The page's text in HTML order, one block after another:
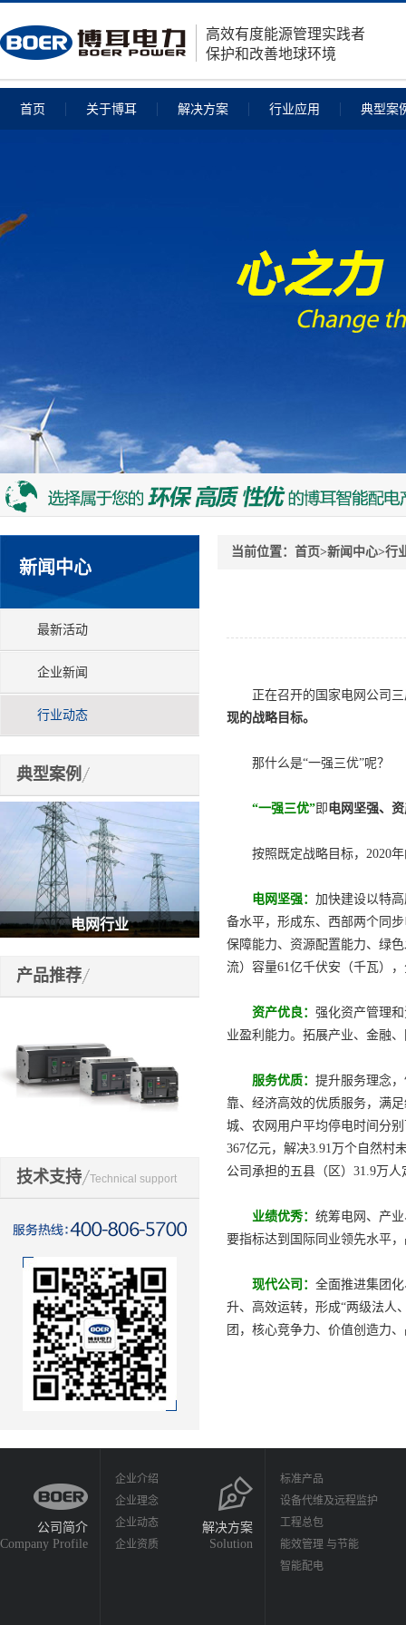
高效有度能源管理实践者
保护和改善地球环境
首页 关于博耳 解决方案 行业应用 典型案
新闻中心
最新活动
企业新闻
行业动态
典型案例
电网行业
产品推荐
技术支持 Technical support
当前位置： 首页>新闻中心>行
正在召开的国家电网公司三
现的战略目标。
那什么是“一强三优”呢？
“一强三优”即电网坚强、
按照既定战略目标，2020年
电网坚强： 加快建设以特
备水平，形成东、西部两个同
保障能力、资源配置能力、绿
流）容量61亿千伏安（千瓦）
资产优良： 强化资产管理
业盈利能力。拓展产业、金融
服务优质： 提升服务理念
靠、经济高效的优质服务，满
城、农网用户平均停电时间分
367亿元，解决3.91万个自然村
公司承担的五县（区）31.9万
业绩优秀： 统筹电网、产
要指标达到国际同业领先水平
现代公司： 全面推进集团
升、高效运转，形成“两级法人
团，核心竞争力、价值创造力
公司简介
Company Profile
企业介绍
企业理念
企业动态
企业资质
解决方案
Solution
标准产品
设备代维及远程监护
工程总包
能效管理 与节能
智能配电